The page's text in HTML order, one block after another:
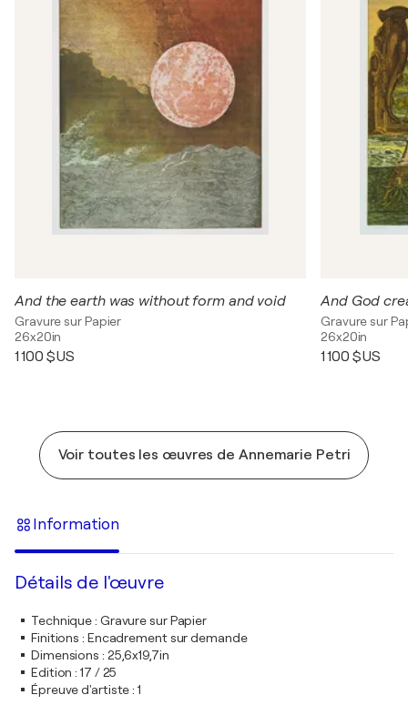
And the earth was without form and void
Gravure sur Papier
26x20in
1 100 $US
And God
Gravure sur
26x20in
1 100 $US
Voir toutes les œuvres de Annemarie Petri
Information
Détails de l'œuvre
Technique: Gravure sur Papier
Finitions : Encadrement sur demande
Dimensions : 25,6x19,7in
Edition :17 / 25
Épreuve d'artiste:1